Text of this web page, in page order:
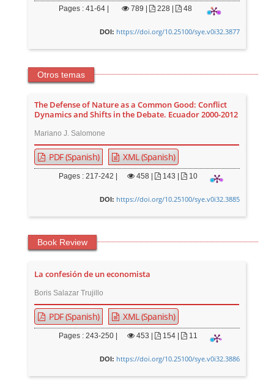
Pages : 41-64 | 789 228 | 48
DOI: https://doi.org/10.25100/sye.v0i32.3877
Otros temas
The Defense of Nature as a Common Good: Conflict
Dynamics and Shifts in the Debate. Ecuador 2000-2012
Mariano J. Salomone
PDF (Spanish) XML (Spanish)
Pages : 217-242 | 458 143 | 10
DOI: https://doi.org/10.25100/sye.v0i32.3885
Book Review
La confesión de un economista
Boris Salazar Trujillo
PDF (Spanish) XML (Spanish)
Pages : 243-250 | 453 154 | 11
DOI: https://doi.org/10.25100/sye.v0i32.3886